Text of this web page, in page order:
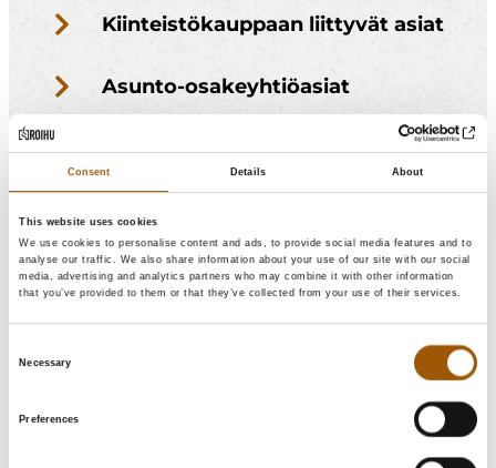
Consent Details About
This website uses cookies
We use cookies to personalise content and ads, to provide social media features and to
analyse our traffic. We also share information about your use of our site with our social
media, advertising and analytics partners who may combine it with other information
that you’ve provided to them or that they’ve collected from your use of their services.
Necessary
Preferences
Kiinteistökauppaan liittyvät asiat
Asunto-osakeyhtiöasiat
Rakentamiseen liittyvät asiat
Kosteus- ja homevaurioihin
liittyvät asiat